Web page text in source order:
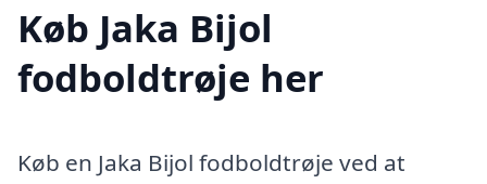
Køb Jaka Bijol
fodboldtrøje her
Køb en Jaka Bijol fodboldtrøje ved at